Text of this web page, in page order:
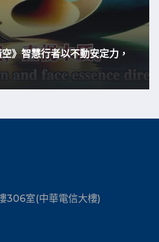
》智慧行者以不動安定力，
306室(中華電信大樓)